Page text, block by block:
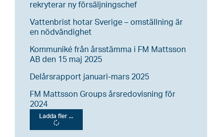
rekryterar ny försäljningschef
Vattenbrist hotar Sverige – omställning är
en nödvändighet
Kommuniké från årsstämma i FM Mattsson
AB den 15 maj 2025
Delårsrapport januari-mars 2025
FM Mattsson Groups årsredovisning för
2024
Ladda fler ...